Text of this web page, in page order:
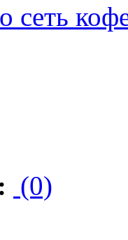
сеть
(0)